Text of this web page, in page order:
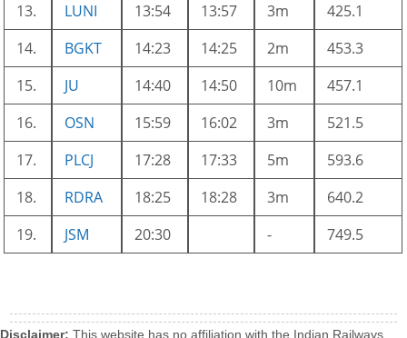
13.
LUNI 13:54 13:57 3m
425.1
14.
BGKT 14:23 14:25 2m
453.3
15.
JU 14:40 14:50 10m
457.1
16.
OSN 15:59 16:02 3m
521.5
17.
PLCJ 17:28 17:33 5m
593.6
18.
RDRA 18:25 18:28 3m
640.2
19.
JSM 20:30 - 749.5
Disclaimer: This website has no affiliation with the Indian Railways